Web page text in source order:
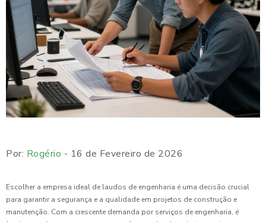
Por: Rogério - 16 de Fevereiro de 2026
Escolher a empresa ideal de laudos de engenharia é uma decisão crucial
para garantir a segurança e a qualidade em projetos de construção e
manutenção. Com a crescente demanda por serviços de engenharia, é